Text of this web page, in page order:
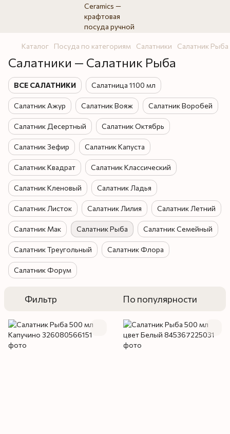
Каталог Посуда по категориям Салатники Салатник Рыба
Салатники — Салатник Рыба
ВСЕ САЛАТНИКИ Салатница 1100 мл
Салатник Ажур Салатник Вояж Салатник Воробей
Салатник Десертный Салатник Октябрь
Салатник Зефир Салатник Капуста
Салатник Квадрат Салатник Классический
Салатник Кленовый Салатник Ладья
Салатник Листок Салатник Лилия Салатник Летний
Салатник Мак Салатник Рыба Салатник Семейный
Салатник Треугольный Салатник Флора
Салатник Форум
Фильтр По популярности